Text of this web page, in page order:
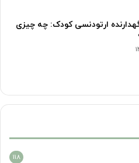
ارتودنسی کودک: چه چیزی
118